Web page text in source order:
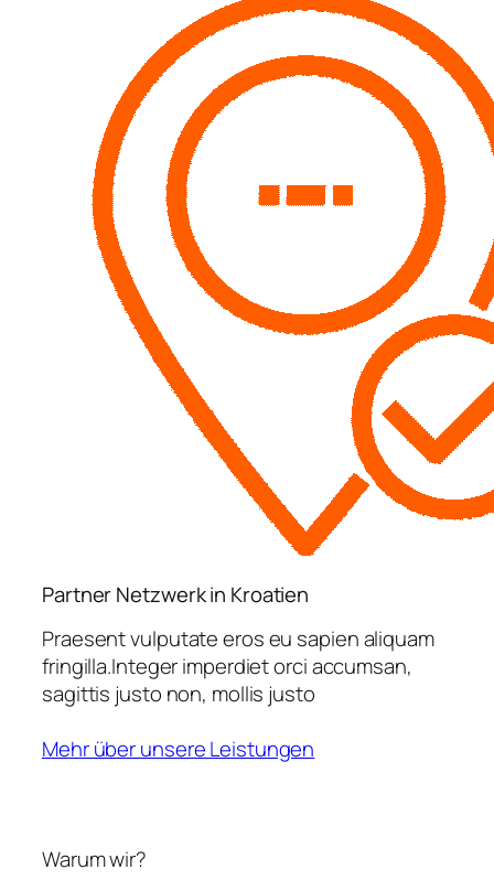
Partner Netzwerk in Kroatien
Praesent vulputate eros eu sapien aliquam
fringilla.Integer imperdiet orci accumsan,
sagittis justo non, mollis justo
Mehr über unsere Leistungen
Warum wir?